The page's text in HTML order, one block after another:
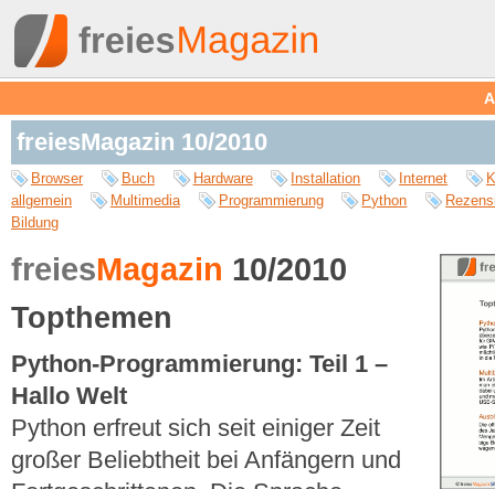
freiesMagazin 10/2010
Browser Buch Hardware Installation Internet
allgemein
Multimedia Programmierung Python
Bildung
freiesMagazin 10/2010
Topthemen
Python-Programmierung: Teil 1 –
Hallo Welt
Python erfreut sich seit einiger Zeit
großer Beliebtheit bei Anfängern und